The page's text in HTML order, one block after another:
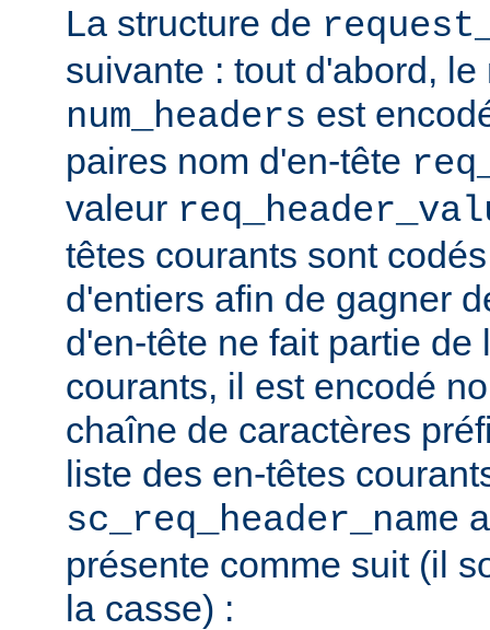
La structure de
suivante : tout d'abord,
num_headers est
paires nom d'en-tête
valeur
têtes courants sont
d'entiers afin de gagner
d'en-tête ne fait partie de
courants, il est encodé
chaîne de caractères
liste des en-têtes
sc_req_header_name
présente comme suit (il
la casse) :